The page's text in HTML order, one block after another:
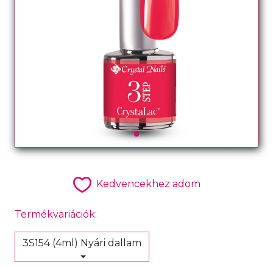
Kedvencekhez adom
Termékvariációk:
3S154 (4ml) Nyári dallam